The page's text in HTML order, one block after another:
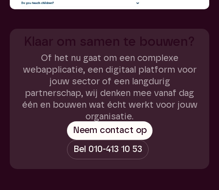
Klaar om samen te bouwen?
Of het nu gaat om een complexe
webapplicatie, een digitaal platform voor
jouw sector of een langdurig
partnerschap, wij denken mee vanaf dag
één en bouwen wat écht werkt voor jouw
organisatie.